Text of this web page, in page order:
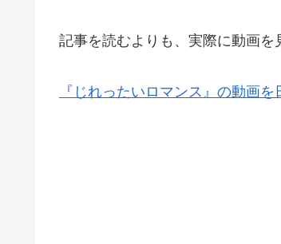
記事を読むよりも、実際に動画を
『じれったいロマンス』の動画